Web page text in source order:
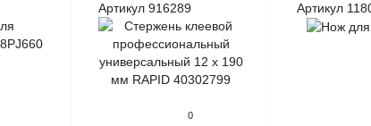
Артикул 916289
0
Артикул